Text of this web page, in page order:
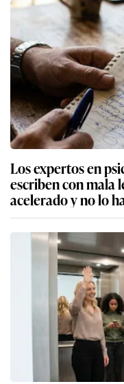
Los expertos en
escriben con mala
acelerado y no lo